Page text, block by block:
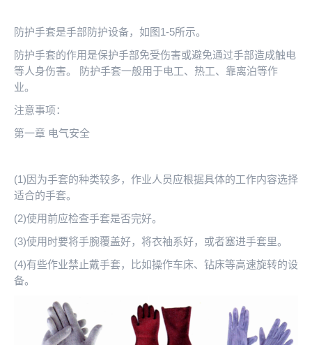
防护手套是手部防护设备，如图1-5所示。
防护手套的作用是保护手部免受伤害或避免通过手部造成触电
等人身伤害。 防护手套一般用于电工、热工、靠离泊等作
业。
注意事项：
第一章 电气安全
(1)因为手套的种类较多，作业人员应根据具体的工作内容选择
适合的手套。
(2)使用前应检查手套是否完好。
(3)使用时要将手腕覆盖好，将衣袖系好，或者塞进手套里。
(4)有些作业禁止戴手套，比如操作车床、钻床等高速旋转的设
备。